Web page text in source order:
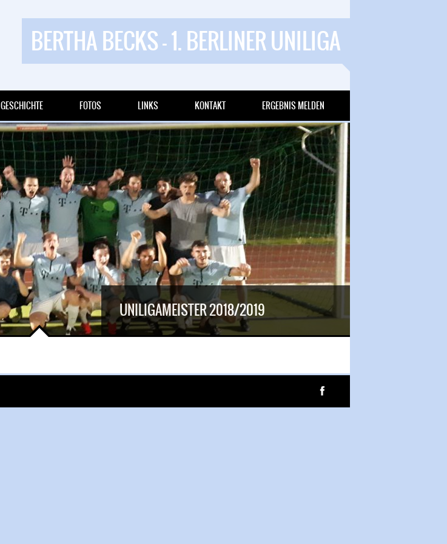
BERTHA BECKS - 1. BERLINER UNILIGA
GESCHICHTE FOTOS LINKS KONTAKT ERGEBNIS MELDEN
UNILIGAMEISTER 2018/2019